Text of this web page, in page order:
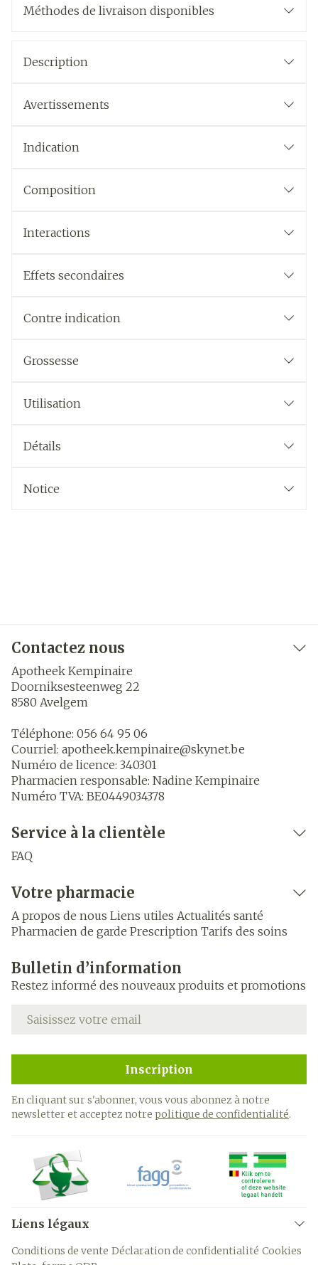
Méthodes de livraison disponibles
Description
Avertissements
Indication
Composition
Interactions
Effets secondaires
Contre indication
Grossesse
Utilisation
Détails
Notice
Contactez nous
Apotheek Kempinaire
Doorniksesteenweg 22
8580 Avelgem
Téléphone: 056 64 95 06
Courriel: apotheek.kempinaire@skynet.be
Numéro de licence: 340301
Pharmacien responsable: Nadine Kempinaire
Numéro TVA: BE0449034378
Service à la clientèle
FAQ
Votre pharmacie
A propos de nous Liens utiles Actualités santé
Pharmacien de garde Prescription Tarifs des soins
Bulletin d’information
Restez informé des nouveaux produits et promotions
Adresse mail
Inscription
En cliquant sur s'abonner, vous vous abonnez à notre
newsletter et acceptez notre politique de confidentialité.
Liens légaux
Conditions de vente Déclaration de confidentialité Cookies